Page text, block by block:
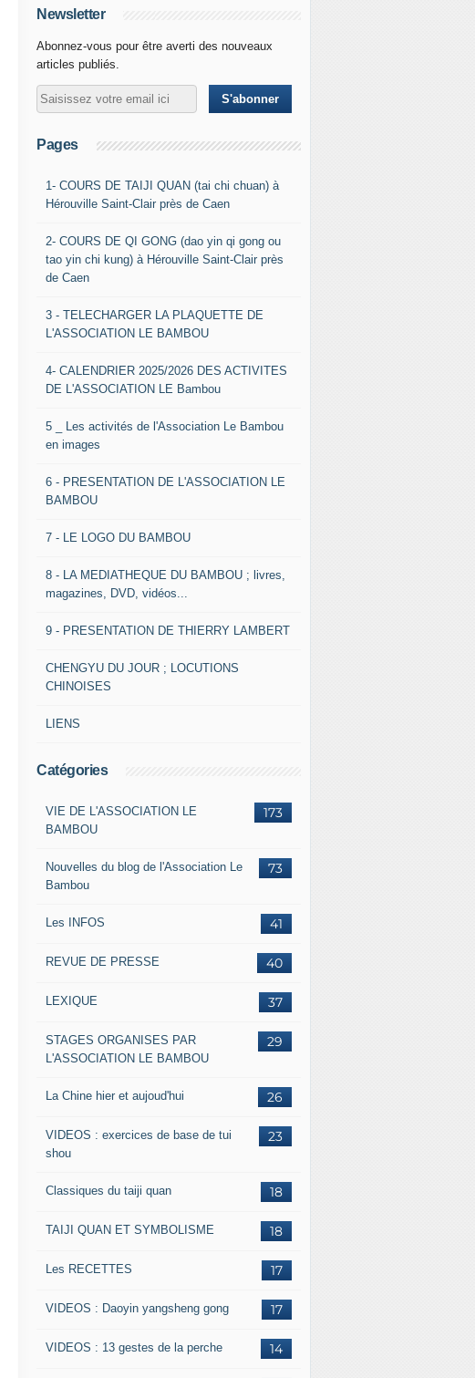
Newsletter
Abonnez-vous pour être averti des nouveaux
articles publiés.
Pages
1- COURS DE TAIJI QUAN (tai chi chuan) à
Hérouville Saint-Clair près de Caen
2- COURS DE QI GONG (dao yin qi gong ou
tao yin chi kung) à Hérouville Saint-Clair près
de Caen
3 - TELECHARGER LA PLAQUETTE DE
L'ASSOCIATION LE BAMBOU
4- CALENDRIER 2025/2026 DES ACTIVITES
DE L'ASSOCIATION LE Bambou
5 _ Les activités de l'Association Le Bambou
en images
6 - PRESENTATION DE L'ASSOCIATION LE
BAMBOU
7 - LE LOGO DU BAMBOU
8 - LA MEDIATHEQUE DU BAMBOU ; livres,
magazines, DVD, vidéos...
9 - PRESENTATION DE THIERRY LAMBERT
CHENGYU DU JOUR ; LOCUTIONS
CHINOISES
LIENS
Catégories
173
VIE DE L'ASSOCIATION LE
BAMBOU
73
Nouvelles du blog de l'Association Le
Bambou
41
Les INFOS
40
REVUE DE PRESSE
37
LEXIQUE
29
STAGES ORGANISES PAR
L'ASSOCIATION LE BAMBOU
26
La Chine hier et aujoud'hui
23
VIDEOS : exercices de base de tui
shou
18
Classiques du taiji quan
18
TAIJI QUAN ET SYMBOLISME
17
Les RECETTES
17
VIDEOS : Daoyin yangsheng gong
14
VIDEOS : 13 gestes de la perche